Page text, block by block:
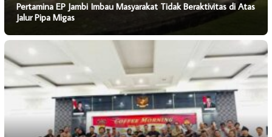
Pertamina EP Jambi Imbau Masyarakat Tidak Beraktivitas di Atas
Jalur Pipa Migas